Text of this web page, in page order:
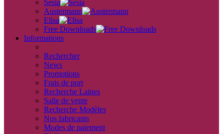
Sesia
Austermann
Elisa
Free Downloads
Informations
Rechercher
News
Promotions
Frais de port
Recherche Laines
Salle de vente
Recherche Modèles
Nos fabricants
Modes de paiement